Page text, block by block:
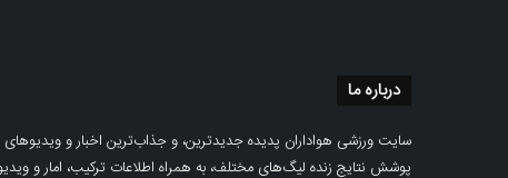
درباره ما
سایت ورزشی هواداران پدیده جدیدترین، و جذاب‌ترین اخبار و ویدیوهای
پوشش نتایج زنده لیگ‌های مختلف، به همراه اطلاعات ترکیب، امار و